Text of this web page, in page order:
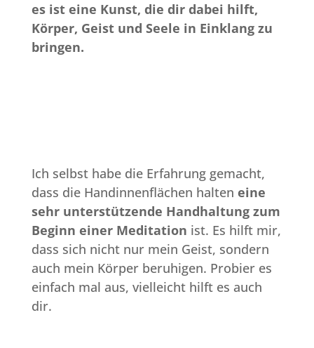
es ist eine Kunst, die dir dabei hilft,
Körper, Geist und Seele in Einklang zu
bringen.
Ich selbst habe die Erfahrung gemacht,
dass die Handinnenflächen halten eine
sehr unterstützende Handhaltung zum
Beginn einer Meditation ist. Es hilft mir,
dass sich nicht nur mein Geist, sondern
auch mein Körper beruhigen. Probier es
einfach mal aus, vielleicht hilft es auch
dir.